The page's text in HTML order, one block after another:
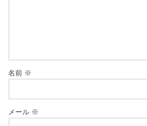
名前 ※
メール ※